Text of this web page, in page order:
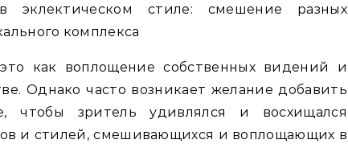
эклектическом стиле: смешение разных
комплекса
как воплощение собственных видений и
Однако часто возникает желание добавить
чтобы зритель удивлялся и восхищался
и стилей, смешивающихся и воплощающих в